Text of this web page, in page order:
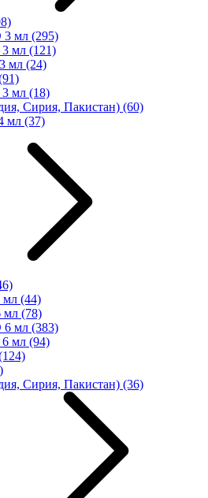
3 мл (295)
3 мл (121)
мл (24)
мл (18)
Сирия, Пакистан) (60)
мл (37)
мл (44)
мл (78)
6 мл (383)
6 мл (94)
Сирия, Пакистан) (36)